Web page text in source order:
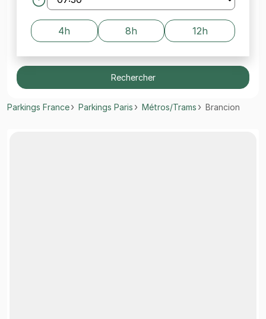
4h 8h 12h
Rechercher
Parkings France Parkings Paris Métros/Trams Brancion